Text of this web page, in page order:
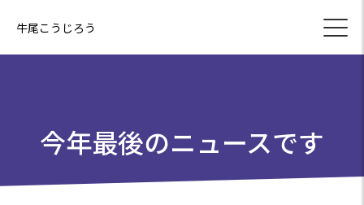
牛尾こうじろう
今年最後のニュースです